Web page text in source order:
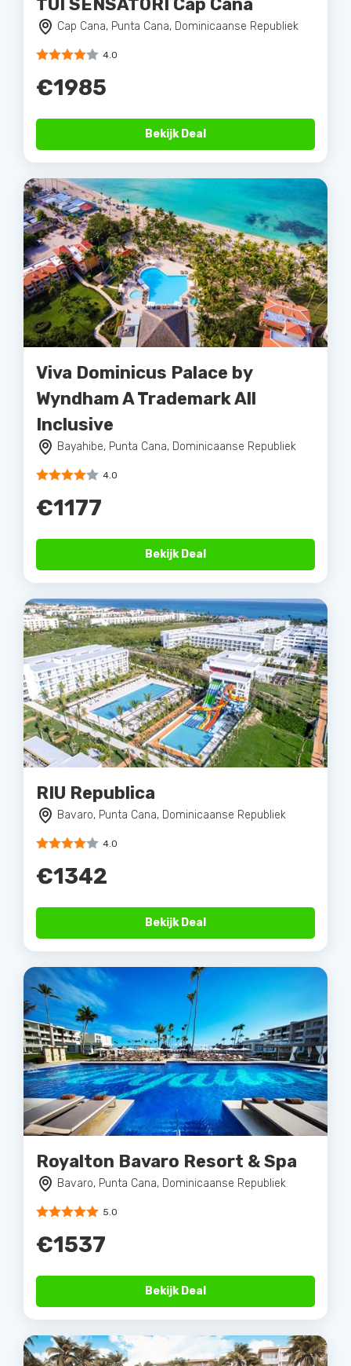
Cap Cana, Punta Cana, Dominicaanse Republiek
4.0
€1985
Bekijk Deal
Viva Dominicus Palace by
Wyndham A Trademark All
Inclusive
Bayahibe, Punta Cana, Dominicaanse Republiek
4.0
€1177
Bekijk Deal
RIU Republica
Bavaro, Punta Cana, Dominicaanse Republiek
4.0
€1342
Bekijk Deal
Royalton Bavaro Resort & Spa
Bavaro, Punta Cana, Dominicaanse Republiek
5.0
€1537
Bekijk Deal